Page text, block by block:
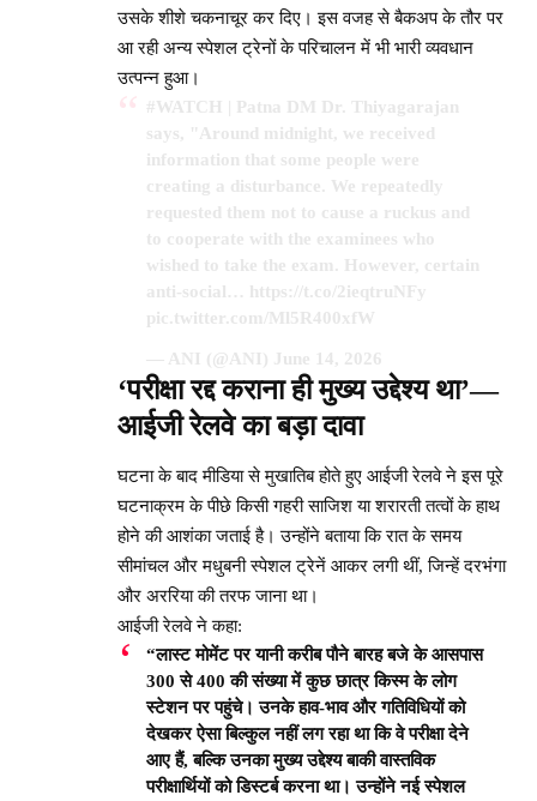
उसके शीशे चकनाचूर कर दिए। इस वजह से बैकअप के तौर पर
आ रही अन्य स्पेशल ट्रेनों के परिचालन में भी भारी व्यवधान
उत्पन्न हुआ।
#WATCH
| Patna DM Dr. Thiyagarajan
says, "Around midnight, we received
information that some people were
creating a disturbance. We repeatedly
requested them not to cause a ruckus and
to cooperate with the examinees who
wished to take the exam. However, certain
anti-social… https://t.co/2ieqtruNFy
pic.twitter.com/Ml5R400xfW
— ANI (@ANI) June 14, 2026
‘परीक्षा रद्द कराना ही मुख्य उद्देश्य था’—
आईजी रेलवे का बड़ा दावा
घटना के बाद मीडिया से मुखातिब होते हुए आईजी रेलवे ने इस पूरे
घटनाक्रम के पीछे किसी गहरी साजिश या शरारती तत्वों के हाथ
होने की आशंका जताई है। उन्होंने बताया कि रात के समय
सीमांचल और मधुबनी स्पेशल ट्रेनें आकर लगी थीं, जिन्हें दरभंगा
और अररिया की तरफ जाना था।
आईजी रेलवे ने कहा:
“लास्ट मोमेंट पर यानी करीब पौने बारह बजे के आसपास
300 से 400 की संख्या में कुछ छात्र किस्म के लोग
स्टेशन पर पहुंचे। उनके हाव-भाव और गतिविधियों को
देखकर ऐसा बिल्कुल नहीं लग रहा था कि वे परीक्षा देने
आए हैं, बल्कि उनका मुख्य उद्देश्य बाकी वास्तविक
परीक्षार्थियों को डिस्टर्ब करना था। उन्होंने नई स्पेशल